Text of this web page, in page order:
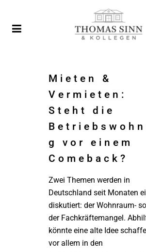
Mieten &
Vermieten:
Steht die
g vor einem
Comeback?
Zwei Themen werden in
Deutschland seit Monaten
diskutiert: der Wohnraum-
der Fachkräftemangel.
könnte eine alte Idee
vor allem in den